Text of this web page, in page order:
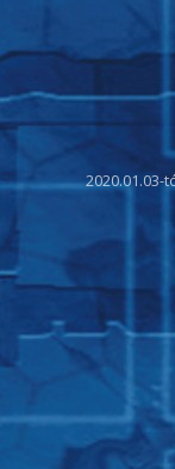
2020.01.03-